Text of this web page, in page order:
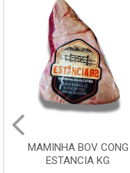
MAMINHA BOV CONG
ESTANCIA KG